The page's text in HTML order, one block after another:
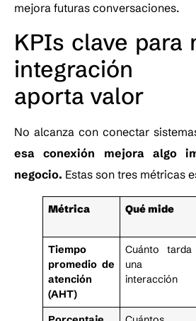
mejora futuras conversaciones.
KPIs clave para
integración
aporta valor
No alcanza con conectar
esa conexión mejora algo
negocio. Estas son tres métricas
Métrica Qué mide
Tiempo
promedio de
atención
(AHT)
Cuánto tarda
una
interacción